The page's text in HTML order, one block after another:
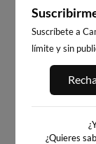
PORT ANDRATX
93km · Andratx
Suscríbete a
límite y sin
¿Quieres